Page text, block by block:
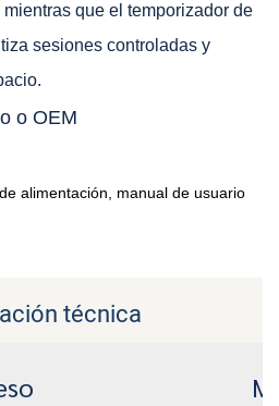
que el temporizador de
sesiones controladas y
o OEM
alimentación, manual de usuario
técnica